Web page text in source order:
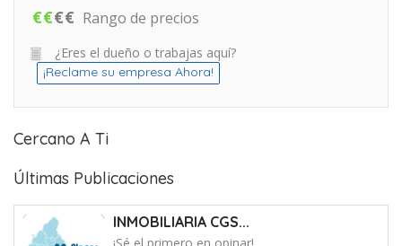
€€€€ Rango de precios
¿Eres el dueño o trabajas aquí?
¡Reclame su empresa Ahora!
Cercano A Ti
Últimas Publicaciones
INMOBILIARIA CGS...